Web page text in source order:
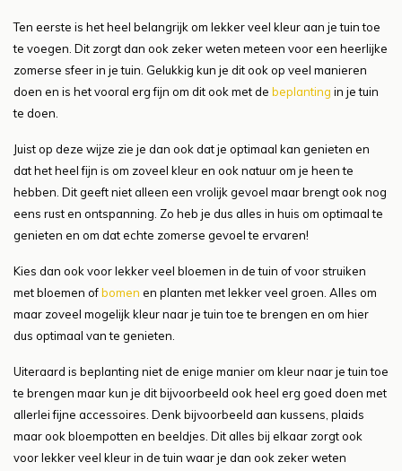
Ten eerste is het heel belangrijk om lekker veel kleur aan je tuin toe
te voegen. Dit zorgt dan ook zeker weten meteen voor een heerlijke
zomerse sfeer in je tuin. Gelukkig kun je dit ook op veel manieren
doen en is het vooral erg fijn om dit ook met de beplanting in je tuin
te doen.
Juist op deze wijze zie je dan ook dat je optimaal kan genieten en
dat het heel fijn is om zoveel kleur en ook natuur om je heen te
hebben. Dit geeft niet alleen een vrolijk gevoel maar brengt ook nog
eens rust en ontspanning. Zo heb je dus alles in huis om optimaal te
genieten en om dat echte zomerse gevoel te ervaren!
Kies dan ook voor lekker veel bloemen in de tuin of voor struiken
met bloemen ofbomen en planten met lekker veel groen. Alles om
maar zoveel mogelijk kleur naar je tuin toe te brengen en om hier
dus optimaal van te genieten.
Uiteraard is beplanting niet de enige manier om kleur naar je tuin toe
te brengen maar kun je dit bijvoorbeeld ook heel erg goed doen met
allerlei fijne accessoires. Denk bijvoorbeeld aan kussens, plaids
maar ook bloempotten en beeldjes. Dit alles bij elkaar zorgt ook
voor lekker veel kleur in de tuin waar je dan ook zeker weten